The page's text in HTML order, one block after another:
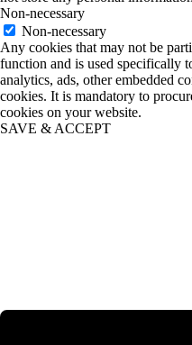
Non-necessary
Non-necessary
Any cookies that may not be
function and is used specifically
analytics, ads, other embedded
cookies. It is mandatory to
cookies on your website.
SAVE & ACCEPT